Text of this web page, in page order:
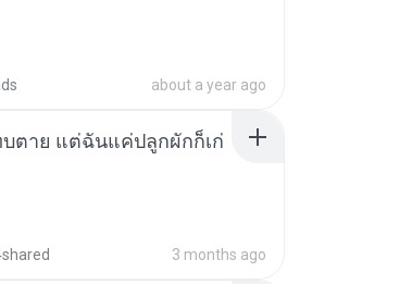
about a year ago
ตาย แต่ฉันแค่ปลูกผักก็เก่
3 months ago